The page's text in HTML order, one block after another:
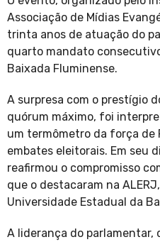
Associação de Mídias
trinta anos de atuação do
quarto mandato
Baixada Fluminense.
A surpresa com o prestígio
quórum máximo, foi
um termômetro da força de
embates eleitorais. Em seu
reafirmou o compromisso
que o destacaram na
Universidade Estadual da
A liderança do